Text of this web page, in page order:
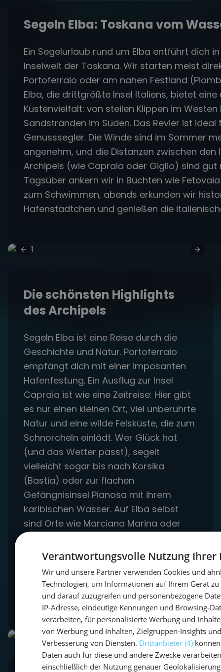
Segeln Elba: Toskana vom
Ein Segelurlaub rund um Elba entführt dich
Inselwelt der Toskana. Wir starten meist
Portoferraio oder am nahen Festland
Elba, die drittgrößte Insel Italiens, bietet
Küstenvielfalt: von steilen Klippen im
Sandstränden im Süden. Das Revier ist ideal
Genusssegler. Die Winde sind im Sommer
angenehm, und die Distanzen zwischen den
Archipels (wie Capraia oder Giglio) sind gut
Tagsüber ankern wir in Buchten wie
zum Schwimmen, abends erkunden wir
Hafenstädtchen und genießen die
Die schönsten Highlights
des Archipels
Segeln Elba ist eine Reise durch die
Geschichte und Natur. Portoferraio
empfängt dich mit einer imposanten
Hafenfestung. Ein Ausflug zur Insel
Capraia ist wie eine Zeitreise: Hier gibt
es nur einen kleinen Ort, viel unberührte
Natur und eine wilde Felsküste, die zum
Schnorcheln einlädt. Wer Glück hat
(und das Wetter passt), segelt
vielleicht sogar bis nach Korsika
(Bastia) oder zur flachen
Gefängnisinsel Pianosa mit ihrem
karibischen Wasser. Auf Elba selbst
sind Orte wie Marciana Marina oder
essen und das "Sehen und Gesehen
werden" zu genießen. Kulinarisch locken
toskanische Spezialitäten und der
berühmte Aleatico-Wein.
Verantwortungsvolle Nutzung Ihrer
Wir und unsere Partner verwenden Cookies und
Technologien, um Informationen auf Ihrem Gerät
und darauf zuzugreifen und personenbezogene
IP-Adresse, eindeutige Kennungen und Browsing-
verarbeiten, für personalisierte Werbung und
von Werbung und Inhalten, Zielgruppen-Insights
Verbesserung von Diensten. Drittanbieter (4)
Daten auch für diese und andere Zwecke
einschließlich der Nutzung genauer